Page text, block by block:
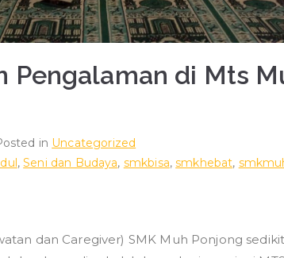
Pengalaman di Mts
in Uncategorized
,Seni dan Budaya, smkbisa,smkhebat,
dan Caregiver) SMK Muh Ponjong